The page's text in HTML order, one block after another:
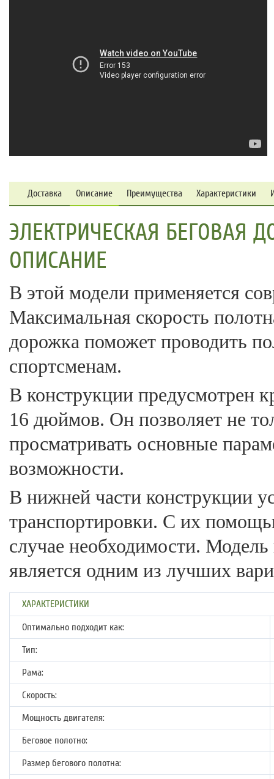
Доставка Описание Преимущества Характеристики
ЭЛЕКТРИЧЕСКАЯ БЕГОВАЯ
ОПИСАНИЕ
В этой модели применяется
Максимальная скорость
дорожка поможет проводить
спортсменам.
В конструкции предусмотрен
16 дюймов. Он позволяет не
просматривать основные
возможности.
В нижней части конструкции
транспортировки. С их
случае необходимости.
является одним из лучших
ХАРАКТЕРИСТИКИ
Оптимально подходит как:
Тип:
Рама:
Скорость:
Мощность двигателя:
Беговое полотно:
Размер бегового полотна: